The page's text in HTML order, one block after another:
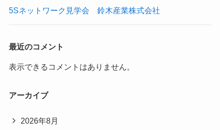
5Sネットワーク見学会 鈴木産業株式会社
最近のコメント
表示できるコメントはありません。
アーカイブ
2026年8月